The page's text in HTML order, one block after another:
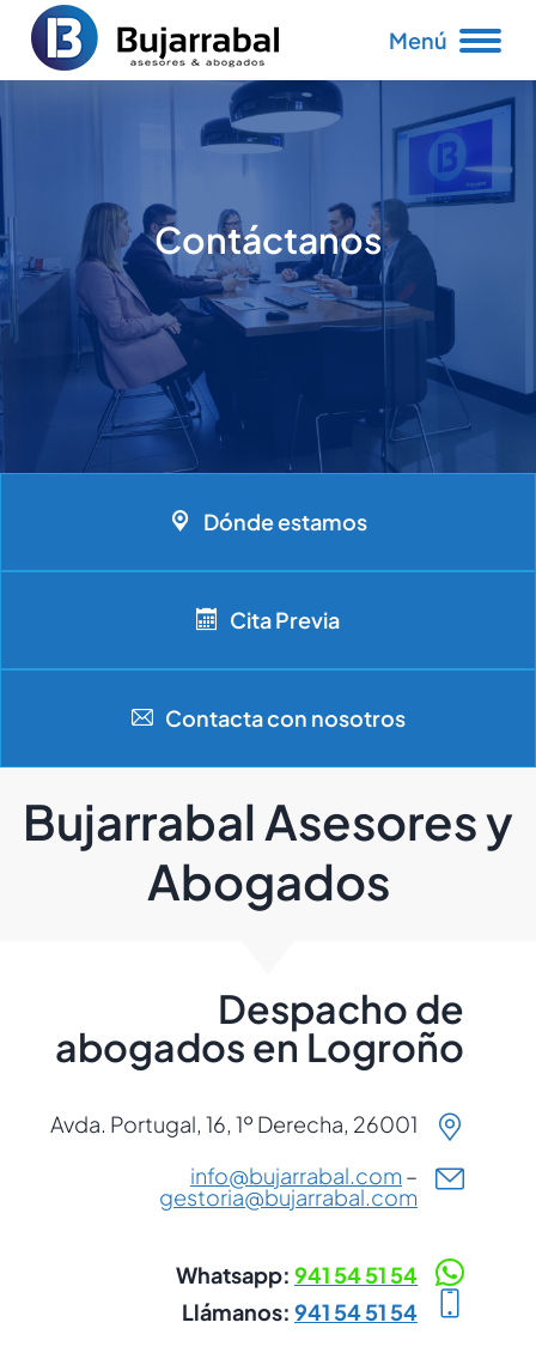
Menú
Contáctanos
Estás aquí:
Dónde estamos
Cita Previa
Contacta con nosotros
Bujarrabal Asesores y
Abogados
Despacho de
abogados en Logroño
Avda. Portugal, 16, 1º Derecha, 26001
info@bujarrabal.com –
gestoria@bujarrabal.com
Whatsapp: 941 54 51 54
Llámanos: 941 54 51 54